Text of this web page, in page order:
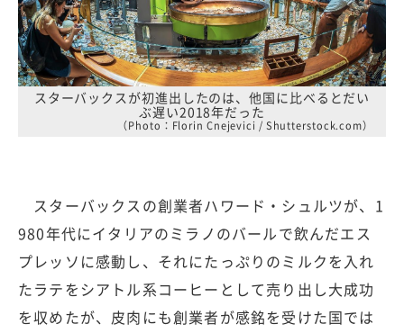
スターバックスが初進出したのは、他国に比べるとだい
ぶ遅い2018年だった
（Photo：Florin Cnejevici / Shutterstock.com）
スターバックスの創業者ハワード・シュルツが、1
980年代にイタリアのミラノのバールで飲んだエス
プレッソに感動し、それにたっぷりのミルクを入れ
たラテをシアトル系コーヒーとして売り出し大成功
を収めたが、皮肉にも創業者が感銘を受けた国では